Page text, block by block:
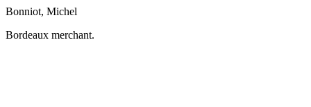
Bonniot, Michel
Bordeaux merchant.